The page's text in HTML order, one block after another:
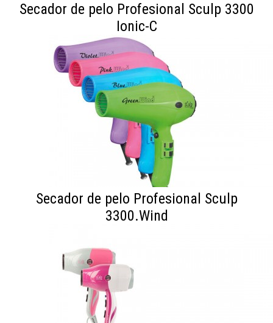
Secador de pelo Profesional Sculp 3300
Ionic-C
Secador de pelo Profesional Sculp
3300.Wind